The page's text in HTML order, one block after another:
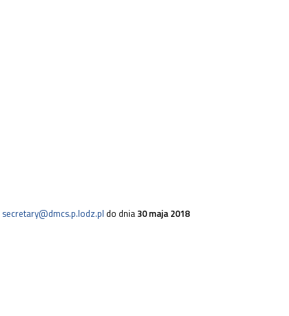
secretary@dmcs.p.lodz.pl do dnia30 maja 2018